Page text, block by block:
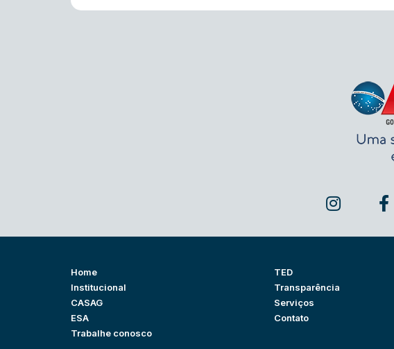
Home
Institucional
CASAG
ESA
Trabalhe conosco
TED
Transparência
Serviços
Contato